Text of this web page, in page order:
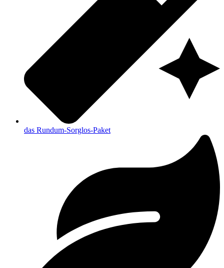
das Rundum-Sorglos-Paket